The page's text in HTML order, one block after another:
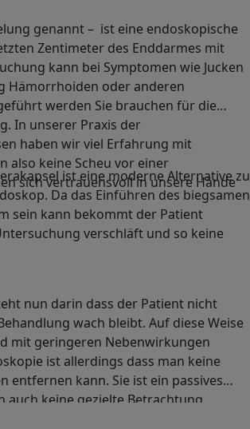
genannt – ist eine endoskopische
Zentimeter des Enddarmes mit
kann bei Symptomen wie Jucken
Hämorrhoiden oder anderen
werden Sie brauchen für die
In unserer Praxis der
haben wir viel Erfahrung mit
also keine Scheu vor einer
sich vertrauensvoll in unsere Hände
ist eine moderne Alternative zu
Da das Einführen des biegsamen
sein kann bekommt der Patient
verschläft und so keine
nun darin dass der Patient nicht
wach bleibt. Auf diese Weise
mit geringeren Nebenwirkungen
ist allerdings dass man keine
entfernen kann. Sie ist ein passives
auch keine gezielte Betrachtung
Vor- und Nachbereitungszeit.